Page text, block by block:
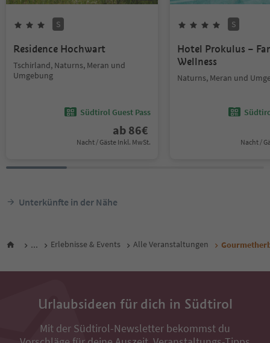
S
Residence Hochwart
Tschirland, Naturns, Meran und
Umgebung
Südtirol Guest Pass
ab 86€
Nacht / Gäste Inkl. MwSt.
S
Hotel Prokulus –
Wellness
Naturns, Meran und
Nacht /
Unterkünfte in der Nähe
... Erlebnisse & Events Alle Veranstaltungen
Urlaubsideen für dich in Südtirol
Mit der Südtirol-Newsletter bekommst du